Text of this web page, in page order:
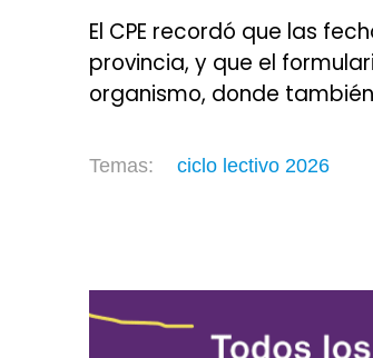
El CPE recordó que las
provincia, y que el
organismo, donde
ciclo lectivo 2026